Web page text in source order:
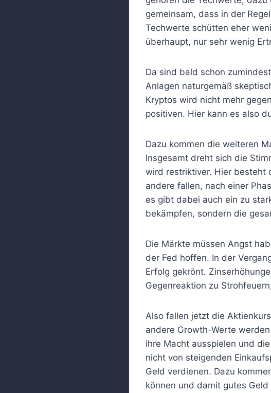
gemeinsam, dass in der
Techwerte schütten eher
überhaupt, nur sehr wenig
Da sind bald schon
Anlagen naturgemäß
Kryptos wird nicht mehr
positiven. Hier kann es also
Dazu kommen die weiteren
Insgesamt dreht sich die
wird restriktiver. Hier besteht
andere fallen, nach einer
es gibt dabei auch ein zu
bekämpfen, sondern die
Die Märkte müssen Angst
der Fed hoffen. In der
Erfolg gekrönt.
Gegenreaktion zu
Also fallen jetzt die
andere Growth-Werte
ihre Macht ausspielen und
nicht von steigenden
Geld verdienen. Dazu
können und damit gutes